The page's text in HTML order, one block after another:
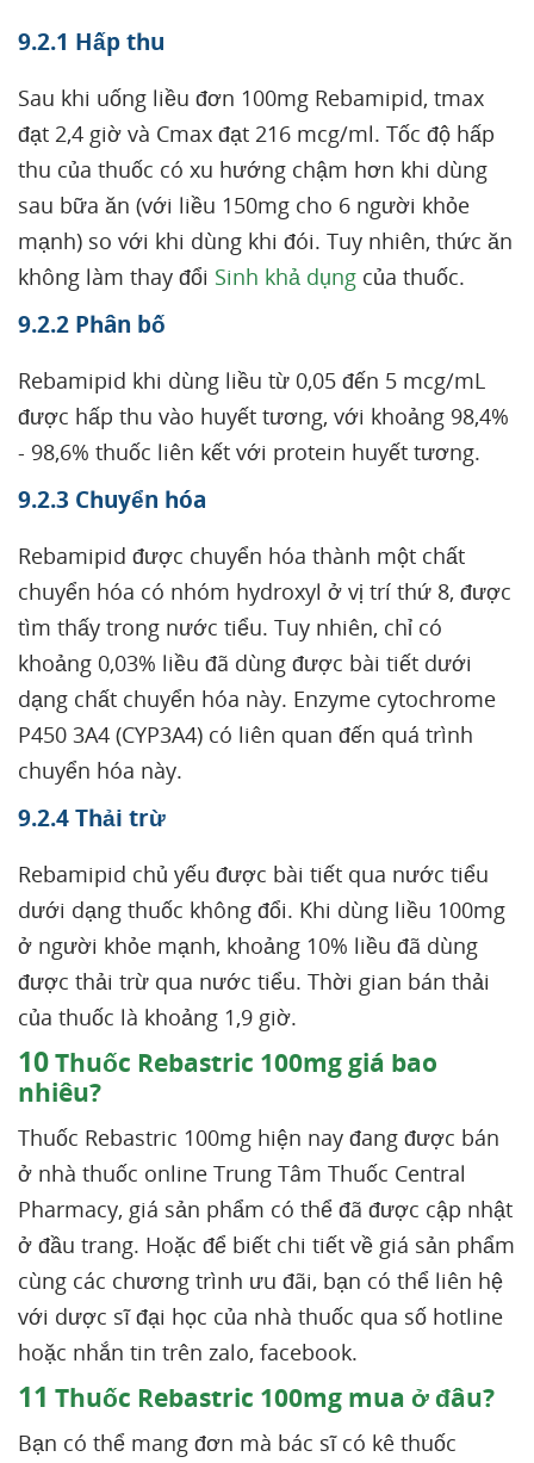
9.2.1 Hấp thu
Sau khi uống liều đơn 100mg Rebamipid, tmax
đạt 2,4 giờ và Cmax đạt 216 mcg/ml. Tốc độ hấp
thu của thuốc có xu hướng chậm hơn khi dùng
sau bữa ăn (với liều 150mg cho 6 người khỏe
mạnh) so với khi dùng khi đói. Tuy nhiên, thức ăn
không làm thay đổi Sinh khả dụng của thuốc.
9.2.2 Phân bố
Rebamipid khi dùng liều từ 0,05 đến 5 mcg/mL
được hấp thu vào huyết tương, với khoảng 98,4%
- 98,6% thuốc liên kết với protein huyết tương.
9.2.3 Chuyển hóa
Rebamipid được chuyển hóa thành một chất
chuyển hóa có nhóm hydroxyl ở vị trí thứ 8, được
tìm thấy trong nước tiểu. Tuy nhiên, chỉ có
khoảng 0,03% liều đã dùng được bài tiết dưới
dạng chất chuyển hóa này. Enzyme cytochrome
P450 3A4 (CYP3A4) có liên quan đến quá trình
chuyển hóa này.
9.2.4 Thải trừ
Rebamipid chủ yếu được bài tiết qua nước tiểu
dưới dạng thuốc không đổi. Khi dùng liều 100mg
ở người khỏe mạnh, khoảng 10% liều đã dùng
được thải trừ qua nước tiểu. Thời gian bán thải
của thuốc là khoảng 1,9 giờ.
10Thuốc Rebastric 100mg giá bao
nhiêu?
Thuốc Rebastric 100mg hiện nay đang được bán
ở nhà thuốc online Trung Tâm Thuốc Central
Pharmacy, giá sản phẩm có thể đã được cập nhật
ở đầu trang. Hoặc để biết chi tiết về giá sản phẩm
cùng các chương trình ưu đãi, bạn có thể liên hệ
với dược sĩ đại học của nhà thuốc qua số hotline
hoặc nhắn tin trên zalo, facebook.
11 Thuốc Rebastric 100mg mua ở đâu?
Bạn có thể mang đơn mà bác sĩ có kê thuốc